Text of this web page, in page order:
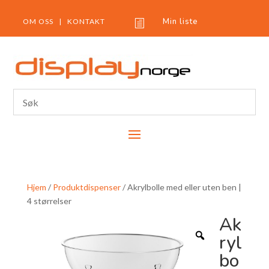
OM OSS | KONTAKT h Min liste
Hjem / Produktdispenser/ Akrylbolle med eller uten ben |
4 størrelser
Ak
ryl
bo